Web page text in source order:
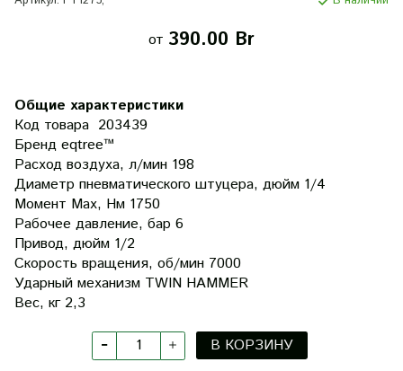
от 390.00 Br
Общие характеристики
Код товара 203439
Бренд eqtree™
Расход воздуха, л/мин 198
Диаметр пневматического штуцера, дюйм 1/4
Момент Мax, Нм 1750
Рабочее давление, бар 6
Привод, дюйм 1/2
Скорость вращения, об/мин 7000
Ударный механизм TWIN HAMMER
Вес, кг 2,3
В КОРЗИНУ